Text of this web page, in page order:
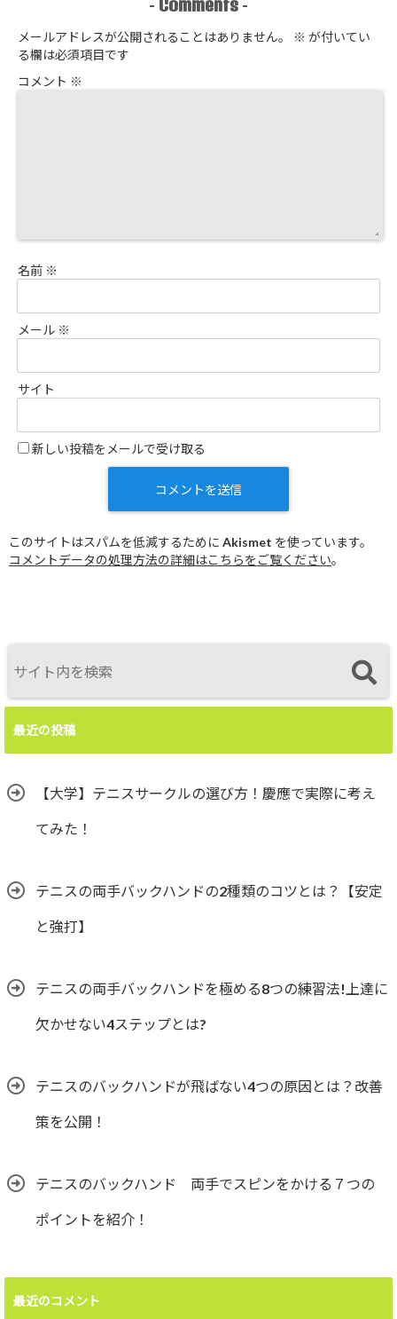
メールアドレスが公開されることはありません。 ※ が付いてい
る欄は必須項目です
コメント ※
名前 ※
メール ※
サイト
新しい投稿をメールで受け取る
このサイトはスパムを低減するために Akismet を使っています。
コメントデータの処理方法の詳細はこちらをご覧ください。
最近の投稿
【大学】テニスサークルの選び方！慶應で実際に考え
てみた！
テニスの両手バックハンドの2種類のコツとは？【安定
と強打】
テニスの両手バックハンドを極める8つの練習法!上達に
欠かせない4ステップとは?
テニスのバックハンドが飛ばない4つの原因とは？改善
策を公開！
テニスのバックハンド 両手でスピンをかける７つの
ポイントを紹介！
最近のコメント